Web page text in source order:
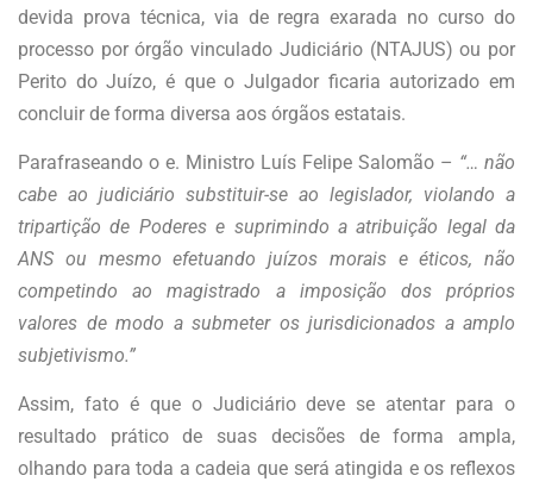
devida prova técnica, via de regra exarada no curso do
processo por órgão vinculado Judiciário (NTAJUS) ou por
Perito do Juízo, é que o Julgador ficaria autorizado em
concluir de forma diversa aos órgãos estatais.
Parafraseando o e. Ministro Luís Felipe Salomão – “… não
cabe ao judiciário substituir-se ao legislador, violando a
tripartição de Poderes e suprimindo a atribuição legal da
ANS ou mesmo efetuando juízos morais e éticos, não
competindo ao magistrado a imposição dos próprios
valores de modo a submeter os jurisdicionados a amplo
subjetivismo.”
Assim, fato é que o Judiciário deve se atentar para o
resultado prático de suas decisões de forma ampla,
olhando para toda a cadeia que será atingida e os reflexos